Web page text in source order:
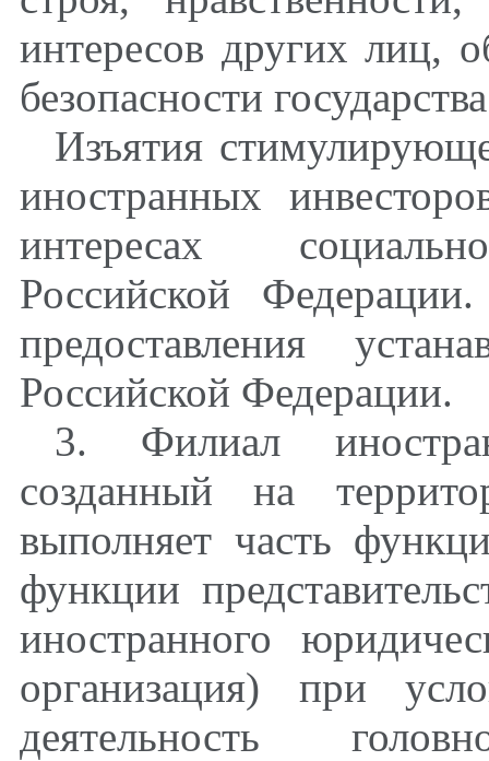
интересов других лиц,
безопасности
Изъятия
иностранных
интересах
Российской
предоставления
Российской Федерации.
3. Филиал
созданный на
выполняет часть
функции
иностранного
организация) при
деятельность